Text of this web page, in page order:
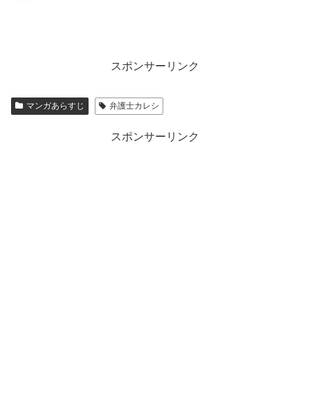
スポンサーリンク
マンガあらすじ 弁護士カレシ
スポンサーリンク